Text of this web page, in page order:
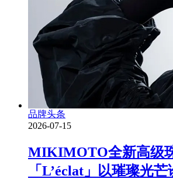
品牌头条
2026-07-15
MIKIMOTO全新高级
「L’éclat」以璀璨光